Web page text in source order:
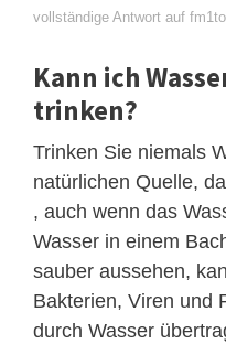
vollständige Antwort auf
Kann ich
trinken?
Trinken Sie niemals
natürlichen Quelle,
, auch wenn das
Wasser in einem
sauber aussehen,
Bakterien, Viren und
durch Wasser